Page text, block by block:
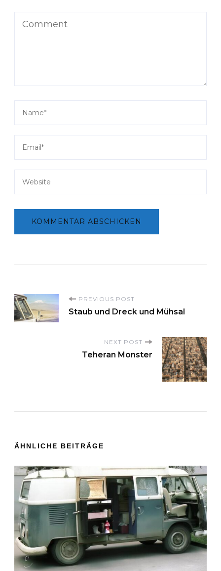
P
v
i
g
a
t
PREVIOUS POST
Staub und Dreck und Mühsal
NEXT POST
Teheran Monster
ÄHNLICHE BEITRÄGE